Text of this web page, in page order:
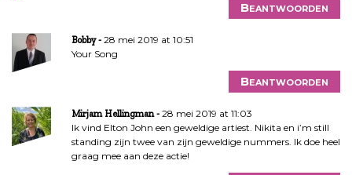
Beantwoorden
Bobby
28 mei 2019 at 10:51
Your Song
Beantwoorden
Mirjam Hellingman
28 mei 2019 at 11:03
Ik vind Elton John een geweldige artiest. Nikita en i’m still
standing zijn twee van zijn geweldige nummers. Ik doe heel
graag mee aan deze actie!